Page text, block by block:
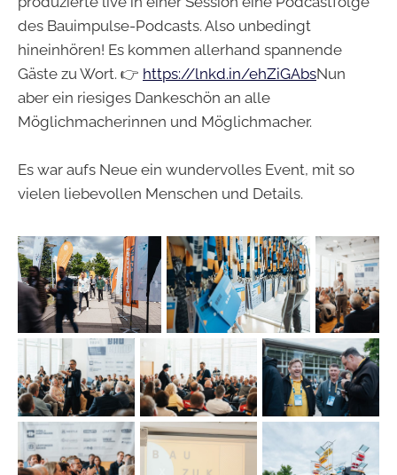
des Bauimpulse-Podcasts. Also unbedingt
hineinhören! Es kommen allerhand spannende
Gäste zu Wort. 👉 https://lnkd.in/ehZiGAbsNun
aber ein riesiges Dankeschön an alle
Möglichmacherinnen und Möglichmacher.
Es war aufs Neue ein wundervolles Event, mit so
vielen liebevollen Menschen und Details.